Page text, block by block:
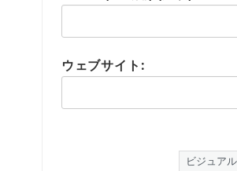
ウェブサイト:
ビジュアル